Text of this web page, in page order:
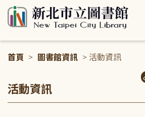
首頁 > 圖書館資訊 > 活動資訊
活動資訊